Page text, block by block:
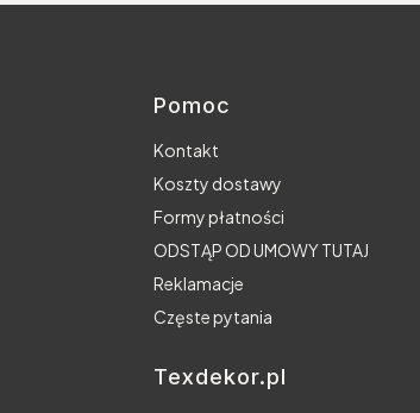
Linki w stopce
Pomoc
Kontakt
Koszty dostawy
Formy płatności
ODSTĄP OD UMOWY TUTAJ
Reklamacje
Częste pytania
Texdekor.pl